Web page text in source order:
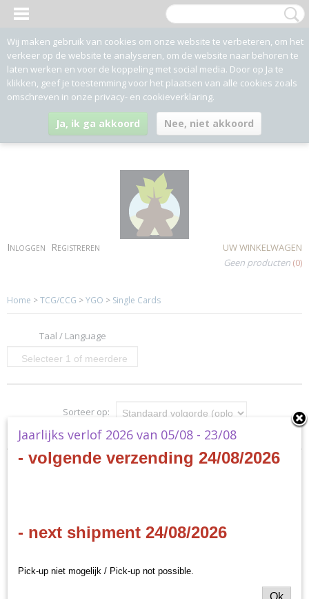
Inloggen Registreren
UW WINKELWAGEN
Geen producten (0)
Home >TCG/CCG >YGO > Single Cards
Taal / Language
Selecteer 1 of meerdere
Sorteer op:
Wij maken gebruik van cookies om onze website te verbeteren, om het
verkeer op de website te analyseren, om de website naar behoren te
laten werken en voor de koppeling met social media. Door op Ja te
klikken, geef je toestemming voor het plaatsen van alle cookies zoals
omschreven in onze privacy- en cookieverklaring.
Ja, ik ga akkoord Nee, niet akkoord
Jaarlijks verlof 2026 van 05/08 - 23/08
- volgende verzending 24/08/2026
- next shipment 24/08/2026
Pick-up niet mogelijk / Pick-up not possible.
Ok